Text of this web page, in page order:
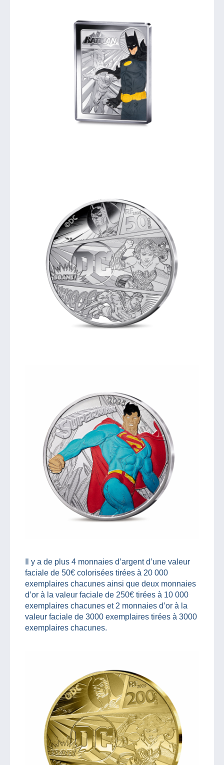
Il y a de plus 4 monnaies d’argent d’une valeur
faciale de 50€ colorisées tirées à 20 000
exemplaires chacunes ainsi que deux monnaies
d’or à la valeur faciale de 250€ tirées à 10 000
exemplaires chacunes et 2 monnaies d’or à la
valeur faciale de 3000 exemplaires tirées à 3000
exemplaires chacunes.